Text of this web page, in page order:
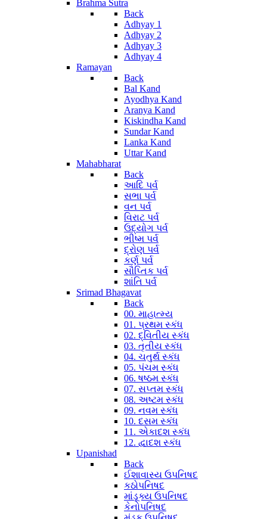
Brahma Sutra
Back
Adhyay 1
Adhyay 2
Adhyay 3
Adhyay 4
Ramayan
Back
Bal Kand
Ayodhya Kand
Aranya Kand
Kiskindha Kand
Sundar Kand
Lanka Kand
Uttar Kand
Mahabharat
Back
આદિ પર્વ
સભા પર્વ
વન પર્વ
વિરાટ પર્વ
ઉદ્યોગ પર્વ
ભીષ્મ પર્વ
દ્રોણ પર્વ
કર્ણ પર્વ
સૌપ્તિક પર્વ
શાંતિ પર્વ
Srimad Bhagavat
Back
00. માહાત્મ્ય
01. પ્રથમ સ્કંધ
02. દ્વિતીય સ્કંધ
03. તૃતીય સ્કંધ
04. ચતુર્થ સ્કંધ
05. પંચમ સ્કંધ
06. ષષ્ઠમ સ્કંધ
07. સપ્તમ સ્કંધ
08. અષ્ટમ સ્કંધ
09. નવમ સ્કંધ
10. દસમ સ્કંધ
11. એકાદશ સ્કંધ
12. દ્વાદશ સ્કંધ
Upanishad
Back
ઈશાવાસ્ય ઉપનિષદ
કઠોપનિષદ
માંડૂક્ય ઉપનિષદ
કેનોપનિષદ